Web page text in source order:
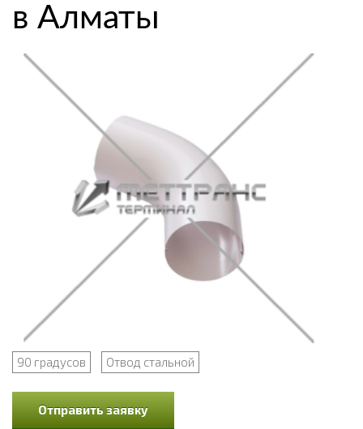
в Алматы
90 градусов Отвод стальной
Отправить заявку